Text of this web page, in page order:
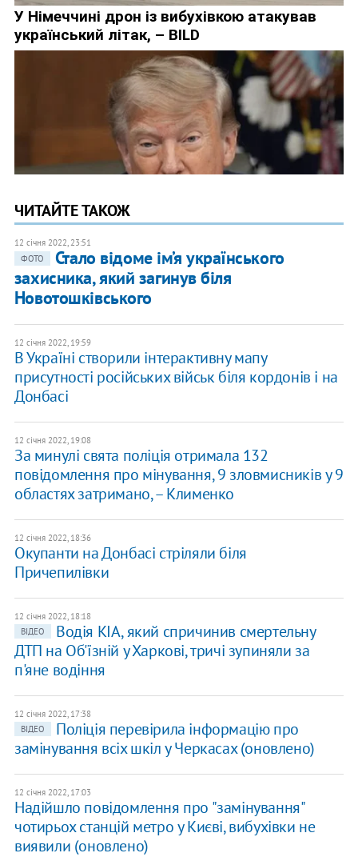
ЧИТАЙТЕ ТАКОЖ
12 січня 2022, 23:51
ФОТО
Стало відоме ім’я українського
захисника, який загинув біля
Новотошківського
12 січня 2022, 19:59
В Україні створили інтерактивну мапу
присутності російських військ біля кордонів і на
Донбасі
12 січня 2022, 19:08
За минулі свята поліція отримала 132
повідомлення про мінування, 9 зловмисників у 9
областях затримано, – Клименко
12 січня 2022, 18:36
Окупанти на Донбасі стріляли біля
Причепилівки
12 січня 2022, 18:18
ВІДЕО
Водія КІА, який спричинив смертельну
ДТП на Об'їзній у Харкові, тричі зупиняли за
п'яне водіння
12 січня 2022, 17:38
ВІДЕО
Поліція перевірила інформацію про
замінування всіх шкіл у Черкасах (оновлено)
12 січня 2022, 17:03
Надійшло повідомлення про "замінування"
чотирьох станцій метро у Києві, вибухівки не
виявили (оновлено)